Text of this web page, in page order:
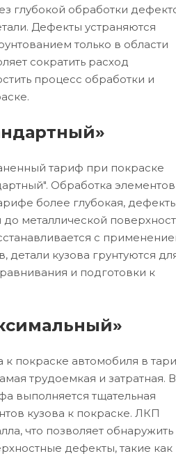
глубокой обработки
Дефекты устраняются
только в области
сократить расход
процесс обработки и
тариф при покраске
Обработка элементов
более глубокая,
металлической
с
детали кузова грунтуются
и подготовки к
к покраске автомобиля в
трудоемкая и затратная. В
выполняется тщательная
кузова к покраске. ЛКП
что позволяет обнаружить
дефекты, такие как